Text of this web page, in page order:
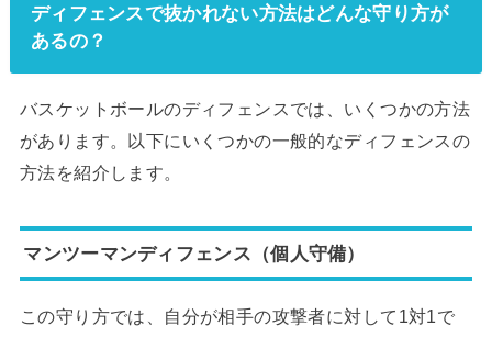
ディフェンスで抜かれない方法はどんな守り方が
あるの？
バスケットボールのディフェンスでは、いくつかの方法
があります。以下にいくつかの一般的なディフェンスの
方法を紹介します。
マンツーマンディフェンス（個人守備）
この守り方では、自分が相手の攻撃者に対して1対1で